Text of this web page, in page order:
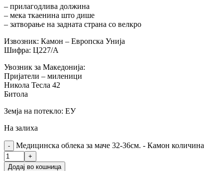
– прилагодлива должина
– мека ткаенина што дише
– затворање на задната страна со велкро
Извозник: Камон – Европска Унија
Шифра: Ц227/А
Увозник за Македонија:
Пријатели – миленици
Никола Тесла 42
Битола
Земја на потекло: ЕУ
На залиха
Медицинска облека за маче 32-36см. - Камон количина
Додај во кошница